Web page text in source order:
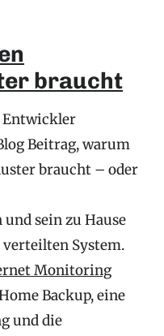
braucht
Entwickler
Beitrag, warum
braucht – oder
sein zu Hause
System.
Monitoring
Backup, eine
und die